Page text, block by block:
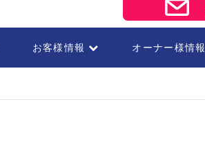
お客様情報 オーナー様情報